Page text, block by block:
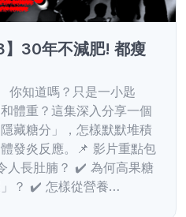
】30年不減肥! 都瘦
你知道嗎？只是一小匙
體重？這集深入分享一個
藏糖分」，怎樣默默堆積
發炎反應。📌 影片重點包
人長肚腩？ ✔️ 為何高果糖
」？ ✔️ 怎樣從營養…